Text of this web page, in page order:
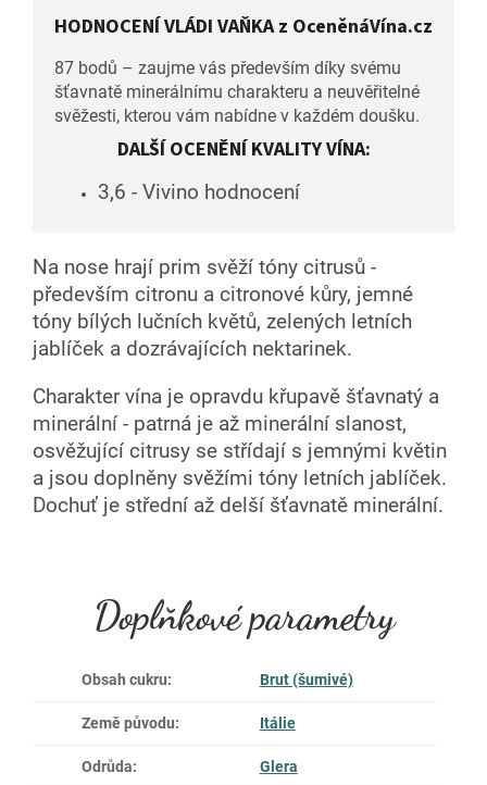
HODNOCENÍ VLÁDI VAŇKA z OceněnáVína.cz
87 bodů – zaujme vás především díky svému
šťavnatě minerálnímu charakteru a neuvěřitelné
svěžesti, kterou vám nabídne v každém doušku.
DALŠÍ OCENĚNÍ KVALITY VÍNA:
3,6 - Vivino hodnocení
Na nose hrají prim svěží tóny citrusů -
především citronu a citronové kůry, jemné
tóny bílých lučních květů, zelených letních
jablíček a dozrávajících nektarinek.
Charakter vína je opravdu křupavě šťavnatý a
minerální - patrná je až minerální slanost,
osvěžující citrusy se střídají s jemnými květin
a jsou doplněny svěžími tóny letních jablíček.
Dochuť je střední až delší šťavnatě minerální.
Doplňkové parametry
Obsah cukru: Brut (šumivé)
Země původu: Itálie
Odrůda: Glera